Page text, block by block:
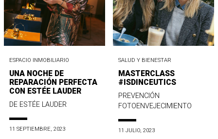
ESPACIO INMOBILIARIO
UNA NOCHE DE
REPARACIÓN PERFECTA
CON ESTÉE LAUDER
DE ESTÉE LAUDER
11 SEPTIEMBRE, 2023
SALUD Y BIENESTAR
MASTERCLASS
#ISDINCEUTICS
PREVENCIÓN
FOTOENVEJECIMIENTO
11 JULIO, 2023